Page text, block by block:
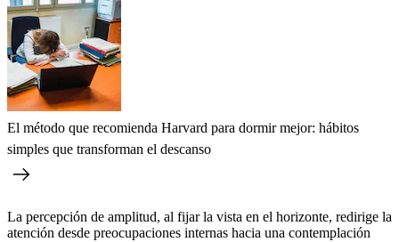
El método que recomienda Harvard para dormir mejor: hábitos
simples que transforman el descanso
La percepción de amplitud, al fijar la vista en el horizonte, redirige la
atención desde preocupaciones internas hacia una contemplación